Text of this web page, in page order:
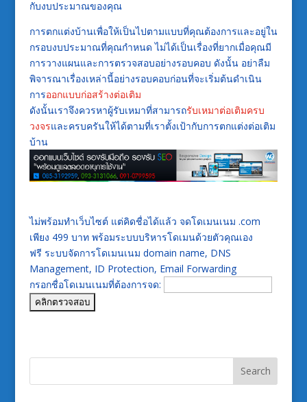
กับงบประมาณของคุณ
การตกแต่งบ้านเพื่อให้เป็นไปตามแบบที่คุณต้องการและอยู่ใน
กรอบงบประมาณที่คุณกำหนด ไม่ได้เป็นเรื่องที่ยากเมื่อคุณมี
การวางแผนและการตรวจสอบอย่างรอบคอบ ดังนั้น อย่าลืม
พิจารณาเรื่องเหล่านี้อย่างรอบคอบก่อนที่จะเริ่มต้นดำเนิน
การออกแบบก่อสร้างต่อเติม
ดังนั้นเราจึงควรหาผู้รับเหมาที่สามารถรับเหมาต่อเติมครบ
วงจรและครบครันให้ได้ตามที่เราตั้งเป้ากับการตกแต่งต่อเติม
บ้าน
ไม่พร้อมทำเว็บไซต์ แต่คิดชื่อได้แล้ว จดโดเมนเนม .com
เพียง 499 บาท พร้อมระบบบริหารโดเมนด้วยตัวคุณเอง
ฟรี ระบบจัดการโดเมนเนม domain name, DNS
Management, ID Protection, Email Forwarding
กรอกชื่อโดเมนเนมที่ต้องการจด: